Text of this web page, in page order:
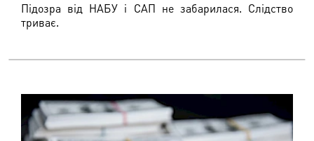
Підозра від НАБУ і САП не забарилася. Слідство
триває.